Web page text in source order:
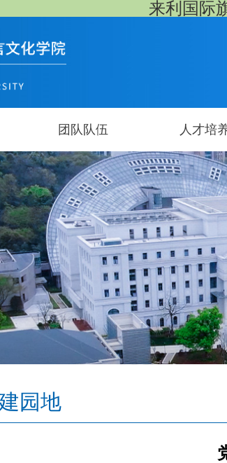
来利国际
团队队伍 人才培
园地